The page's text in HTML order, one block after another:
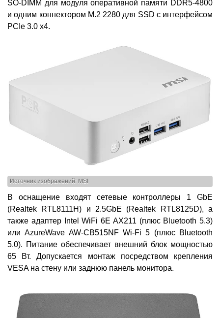
SO-DIMM для модуля оперативной памяти DDR5-4800
и одним коннектором M.2 2280 для SSD с интерфейсом
PCIe 3.0 x4.
Источник изображений: MSI
В оснащение входят сетевые контроллеры 1 GbE
(Realtek RTL8111H) и 2.5GbE (Realtek RTL8125D), а
также адаптер Intel WiFi 6E AX211 (плюс Bluetooth 5.3)
или AzureWave AW-CB515NF Wi-Fi 5 (плюс Bluetooth
5.0). Питание обеспечивает внешний блок мощностью
65 Вт. Допускается монтаж посредством крепления
VESA на стену или заднюю панель монитора.